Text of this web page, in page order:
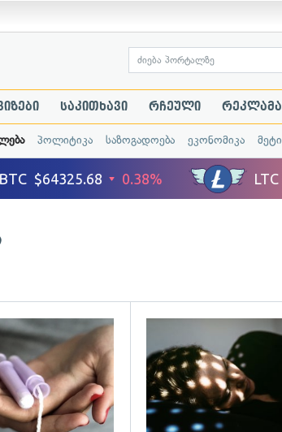
საკითხავი რჩეული რეკლამა
პოლიტიკა საზოგადოება ეკონომიკა მეტი